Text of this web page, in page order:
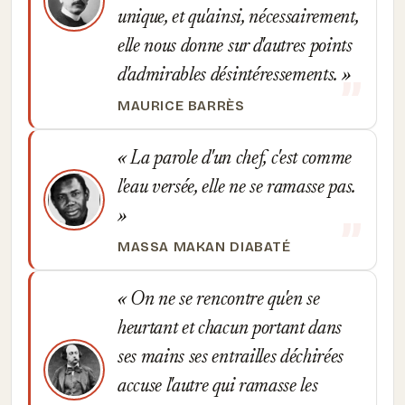
unique, et qu'ainsi, nécessairement,
elle nous donne sur d'autres points
d'admirables désintéressements.
MAURICE BARRÈS
La parole d'un chef, c'est comme
l'eau versée, elle ne se ramasse pas.
MASSA MAKAN DIABATÉ
On ne se rencontre qu'en se
heurtant et chacun portant dans
ses mains ses entrailles déchirées
accuse l'autre qui ramasse les